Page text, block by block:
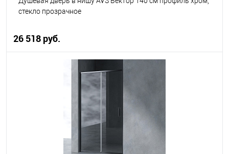
стекло прозрачное
26 518 руб.
В корзину